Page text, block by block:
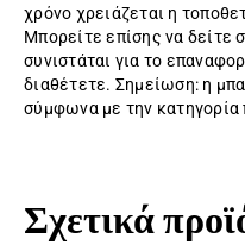
χρόνο χρειάζεται η
Μπορείτε επίσης να δείτε
συνιστάται για το
διαθέτετε. Σημείωση: η
σύμφωνα με την κατηγορία
Σχετικά